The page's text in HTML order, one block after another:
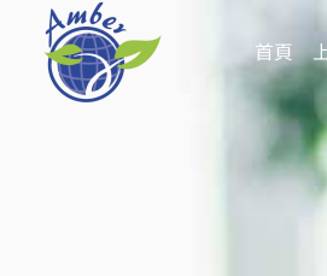
首頁